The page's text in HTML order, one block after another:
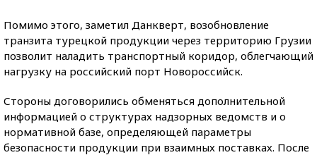
Помимо этого, заметил Данкверт, возобновление
транзита турецкой продукции через территорию Грузии
позволит наладить транспортный коридор, облегчающий
нагрузку на российский порт Новороссийск.
Стороны договорились обменяться дополнительной
информацией о структурах надзорных ведомств и о
нормативной базе, определяющей параметры
безопасности продукции при взаимных поставках. После